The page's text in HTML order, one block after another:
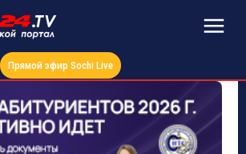
Прямой эфир Sochi Live